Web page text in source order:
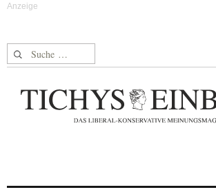
Suche nach: